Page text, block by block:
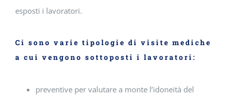
esposti i lavoratori.
Ci sono varie tipologie di visite mediche
a cui vengono sottoposti i lavoratori:
preventive per valutare a monte l’idoneità del